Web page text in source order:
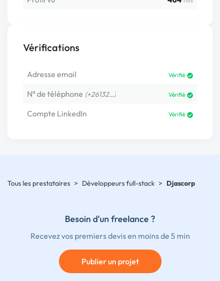
Vérifications
Adresse email Vérifié
N° de téléphone (+26132…) Vérifié
Compte LinkedIn Vérifié
Tous les prestataires > Développeurs full-stack > Djascorp
Besoin d'un freelance ?
Recevez vos premiers devis en moins de 5 min
Publier un projet